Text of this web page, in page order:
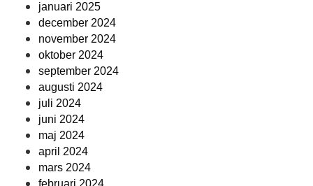
januari 2025
december 2024
november 2024
oktober 2024
september 2024
augusti 2024
juli 2024
juni 2024
maj 2024
april 2024
mars 2024